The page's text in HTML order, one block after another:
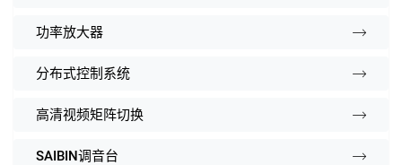
功率放大器
分布式控制系统
高清视频矩阵切换
SAIBIN调音台